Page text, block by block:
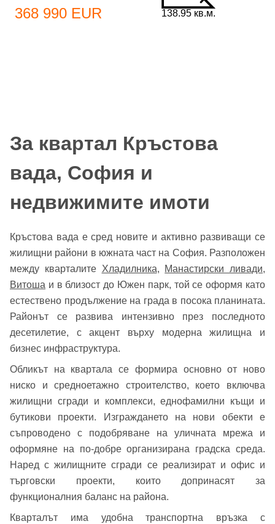
368 990 EUR 138.95 кв.м.
За квартал Кръстова
вада, София и
недвижимите имоти
Кръстова вада е сред новите и активно развиващи се
жилищни райони в южната част на София. Разположен
между кварталите Хладилника, Манастирски ливади,
Витоша и в близост до Южен парк, той се оформя като
естествено продължение на града в посока планината.
Районът се развива интензивно през последното
десетилетие, с акцент върху модерна жилищна и
бизнес инфраструктура.
Обликът на квартала се формира основно от ново
ниско и средноетажно строителство, което включва
жилищни сгради и комплекси, еднофамилни къщи и
бутикови проекти. Изграждането на нови обекти е
съпроводено с подобряване на уличната мрежа и
оформяне на по-добре организирана градска среда.
Наред с жилищните сгради се реализират и офис и
търговски проекти, които допринасят за
функционалния баланс на района.
Кварталът има удобна транспортна връзка с